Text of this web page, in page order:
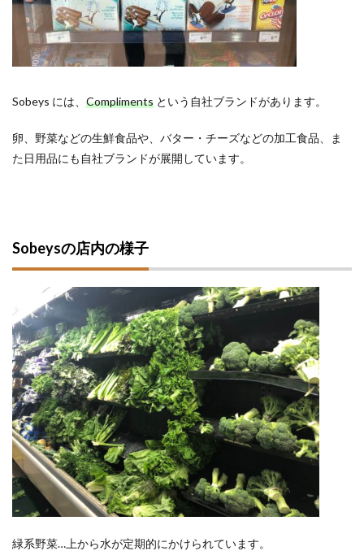
Sobeys には、 Compliments という自社ブランドがあります。
卵、野菜などの生鮮食品や、バター・チーズなどの加工食品、ま
た日用品にも自社ブランドが展開しています。
Sobeysの店内の様子
緑系野菜…上から水が定期的にかけられています。